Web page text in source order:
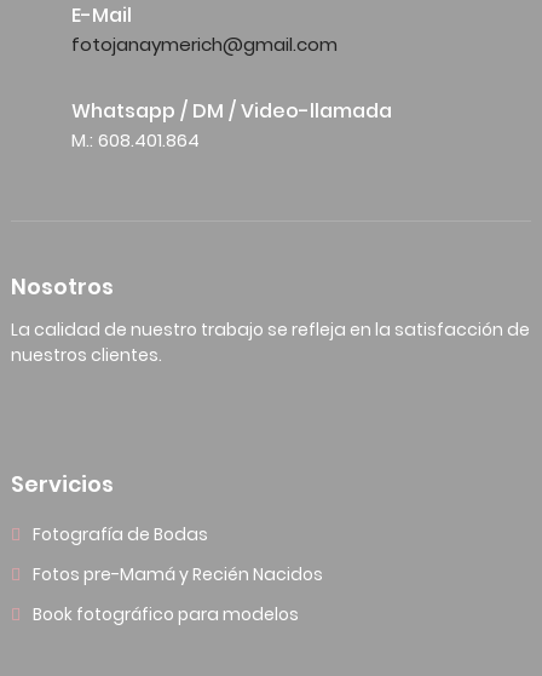
E-Mail
fotojanaymerich@gmail.com
Whatsapp / DM / Video-llamada
M.: 608.401.864
Nosotros
La calidad de nuestro trabajo se refleja en la satisfacción de
nuestros clientes.
Servicios
Fotografía de Bodas
Fotos pre-Mamá y Recién Nacidos
Book fotográfico para modelos